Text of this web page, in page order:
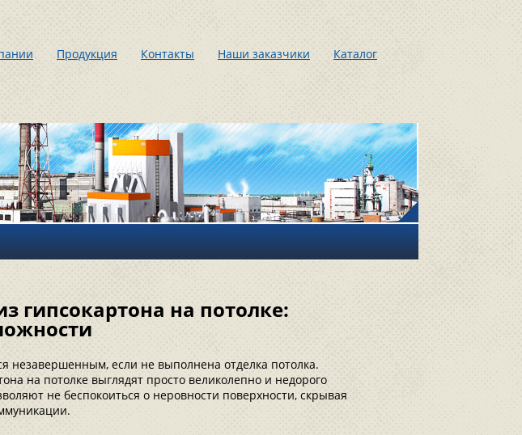
Продукция Контакты Наши заказчики Каталог
гипсокартона на потолке:
незавершенным, если не выполнена отделка потолка.
на потолке выглядят просто великолепно и недорого
не беспокоиться о неровности поверхности, скрывая